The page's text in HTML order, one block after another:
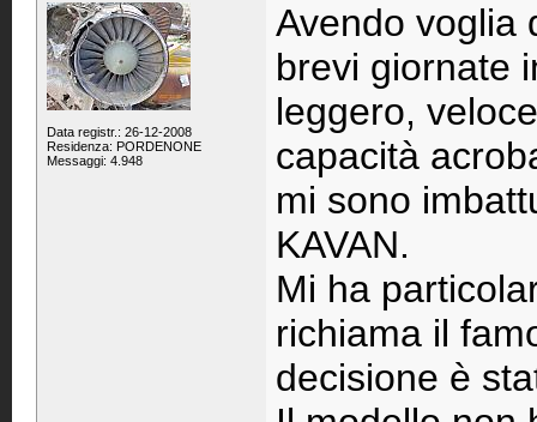
Data registr.: 26-12-2008
Residenza: PORDENONE
Messaggi: 4.948
Avendo voglia
brevi giornate
leggero,
capacità
mi sono
KAVAN.
Mi ha
richiama il
decisione è